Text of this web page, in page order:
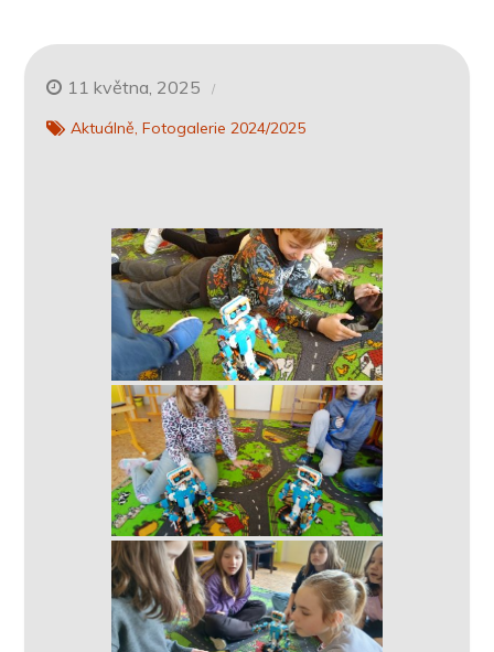
11 května, 2025
Aktuálně Fotogalerie 2024/2025